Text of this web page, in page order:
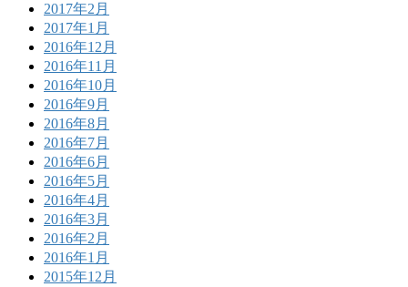
2017年2月
2017年1月
2016年12月
2016年11月
2016年10月
2016年9月
2016年8月
2016年7月
2016年6月
2016年5月
2016年4月
2016年3月
2016年2月
2016年1月
2015年12月